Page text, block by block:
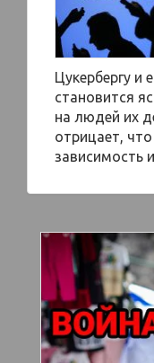
Цукербергу и
становится
на людей их
отрицает,
зависимость